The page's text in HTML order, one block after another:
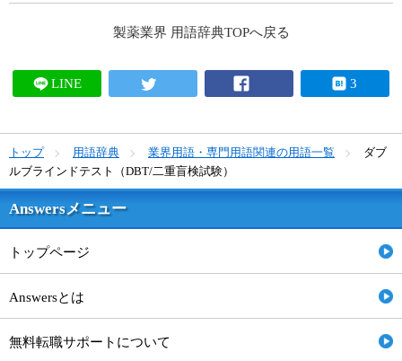
製薬業界 用語辞典TOPへ戻る
LINE 3
トップ 用語辞典 業界用語・専門用語関連の用語一覧
ダブ
ルブラインドテスト（DBT/二重盲検試験）
Answersメニュー
トップページ
Answersとは
無料転職サポートについて